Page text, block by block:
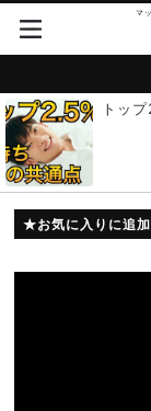
マ
トッ
お気に入りに追加